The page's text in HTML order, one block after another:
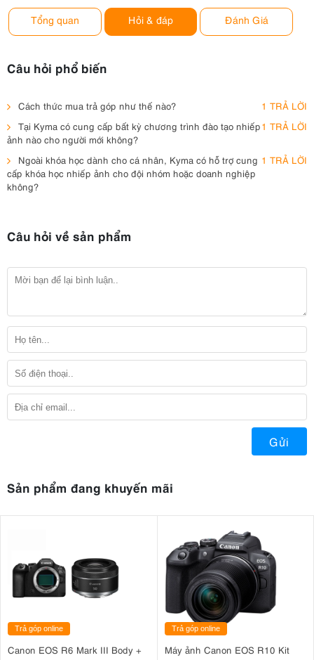
Tổng quan Hỏi & đáp Đánh Giá
Câu hỏi phổ biến
Cách thức mua trả góp như thế nào?
1 TRẢ LỜI
Tại Kyma có cung cấp bất kỳ chương trình đào tạo nhiếp
ảnh nào cho người mới không?
1 TRẢ LỜI
Ngoài khóa học dành cho cá nhân, Kyma có hỗ trợ cung
cấp khóa học nhiếp ảnh cho đội nhóm hoặc doanh nghiệp
không?
1 TRẢ LỜI
Câu hỏi về sản phẩm
Gửi
Sản phẩm đang khuyến mãi
Trả góp online
Canon EOS R6 Mark III Body +
Trả góp online
Máy ảnh Canon EOS R10 Kit